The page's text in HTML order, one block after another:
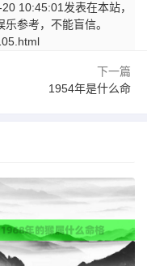
10:45:01发表在本站，
参考，不能盲信。
下一篇
1954年是什么命